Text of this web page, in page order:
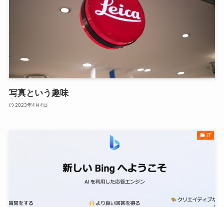
写真という趣味
2023年4月4日
IT